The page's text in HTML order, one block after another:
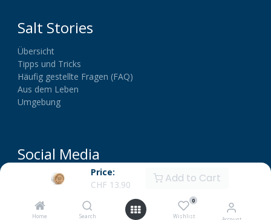
Price:
CHF 13.90 Add to Cart
Home Search
0
Wishlist
Salt Stories
Übersicht
Tipps und Tricks
Häufig gestellte Fragen (FAQ)
Aus dem Leben
Umgebung
Social Media